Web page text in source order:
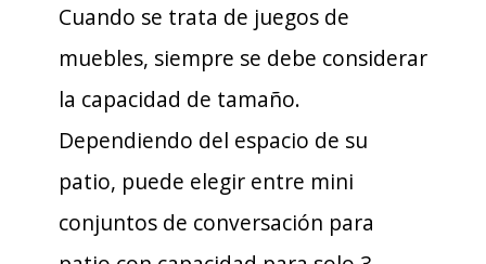
Cuando se trata de juegos de
muebles, siempre se debe considerar
la capacidad de tamaño.
Dependiendo del espacio de su
patio, puede elegir entre mini
conjuntos de conversación para